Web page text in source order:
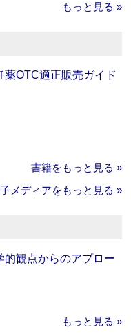
もっと見る »
薬OTC適正販売ガイド
書籍をもっと見る »
メディアをもっと見る »
観点からのアプロー
もっと見る »